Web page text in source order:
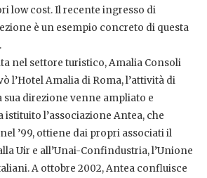
low cost. Il recente ingresso di
è un esempio concreto di questa
nel settore turistico, Amalia Consoli
l’Hotel Amalia di Roma, l’attività di
direzione venne ampliato e
istituito l’associazione Antea, che
’99, ottiene dai propri associati il
Uir e all’Unai-Confindustria, l’Unione
A ottobre 2002, Antea confluisce